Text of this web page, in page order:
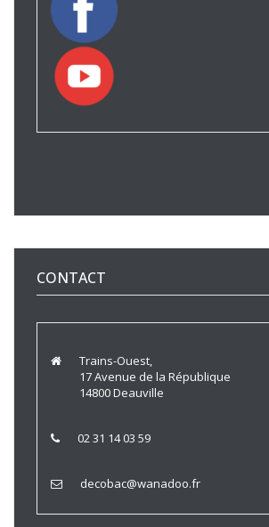
CONTACT
Trains-Ouest,
17 Avenue de la République
14800 Deauville
02 31 14 03 59
decobac@wanadoo.fr